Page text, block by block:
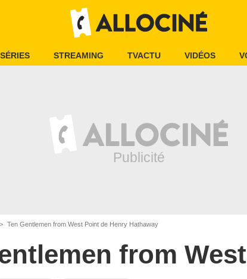
SÉRIES STREAMING TVACTU VIDÉOS
Ten Gentlemen from West Point de Henry Hathaway
from